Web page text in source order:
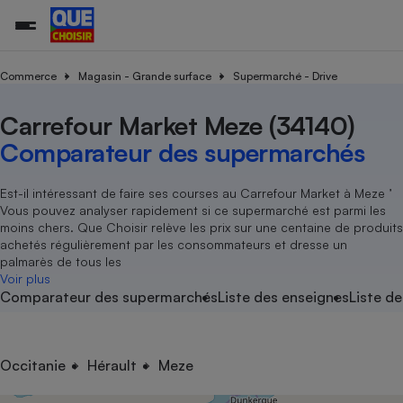
Commerce Magasin - Grande surface Supermarché - Drive
Carrefour Market Meze (34140)
Comparateur des supermarchés
Est-il intéressant de faire ses courses au Carrefour Market à Meze ’
Vous pouvez analyser rapidement si ce supermarché est parmi les
moins chers. Que Choisir relève les prix sur une centaine de produits
achetés régulièrement par les consommateurs et dresse un
palmarès de tous les
Voir plus
Comparateur des supermarchésListe des enseignesListe
Occitanie Hérault Meze
Additifs
Magasin - Grande surface
Méthode de vente -
Organismes de défense
Système judiciairegratuit
Déchet
Achat - Vente - Travaux
Location
Sport
électrique
Démarche administrative
Senior
Service marchand
Train
Transport aérien
Toutes les actualités
Enquêtes
Guides d'achat
Conseils
Brèves
Tous les services
Soumettre un litige
Lettres types
Rencontrer une association locale
Tous nos combats
Nos actions
Nos grandes victoires
Les billets de la présidente
Nos associations locales
Nous rejoindre
En savoir plus sur Que Choisir Ensemble
L’association
Nos missions
Notre méthodologie
Notre financement
Nos partenaires
Nous rejoindre